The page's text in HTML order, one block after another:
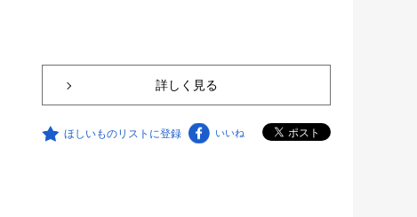
詳しく見る
ほしいものリストに登録 いいね